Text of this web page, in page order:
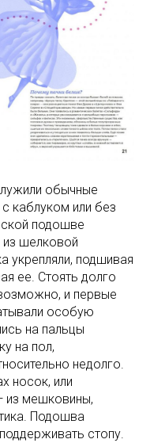
обычные
каблуком или без
подошве
из шелковой
укрепляли, подшивая
ее. Стоять долго
и первые
особую
на пальцы
на пол,
недолго.
носок, или
из мешковины,
Подошва
стопу.